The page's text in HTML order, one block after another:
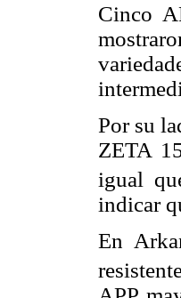
Cinco
Por su
ZETA
igual
indicar
En